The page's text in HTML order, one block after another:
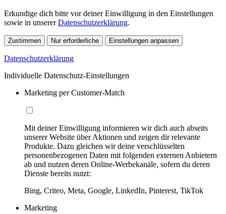
Erkundige dich bitte vor deiner Einwilligung in den Einstellungen
sowie in unsererDatenschutzerklärung.
Zustimmen Nur erforderliche Einstellungen anpassen
Datenschutzerklärung
Individuelle Datenschutz-Einstellungen
Marketing per Customer-Match
Mit deiner Einwilligung informieren wir dich auch abseits
unserer Website über Aktionen und zeigen dir relevante
Produkte. Dazu gleichen wir deine verschlüsselten
personenbezogenen Daten mit folgenden externen Anbietern
ab und nutzen deren Online-Werbekanäle, sofern du deren
Dienste bereits nutzt:
Bing, Criteo, Meta, Google, LinkedIn, Pinterest, TikTok
Marketing